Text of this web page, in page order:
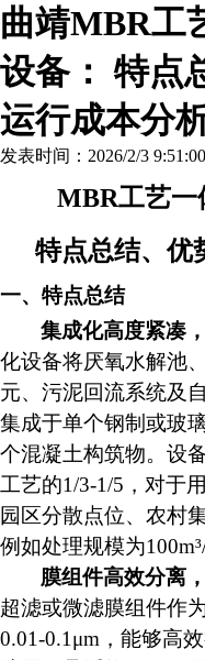
曲靖MBR工
设备： 特点
运行成本分
发表时间：2026/2/3 9:51:00
MBR工艺一
特点总结、优
一、特点总结
集成化高度紧凑
化设备将厌氧水解池
元、污泥回流系统及
集成于单个钢制或玻
个混凝土构筑物。设
工艺的1/3-1/5，对于
园区分散点位、农村
例如处理规模为
膜组件高效分离
超滤或微滤膜组件作
0.01-0.1μm，能够高